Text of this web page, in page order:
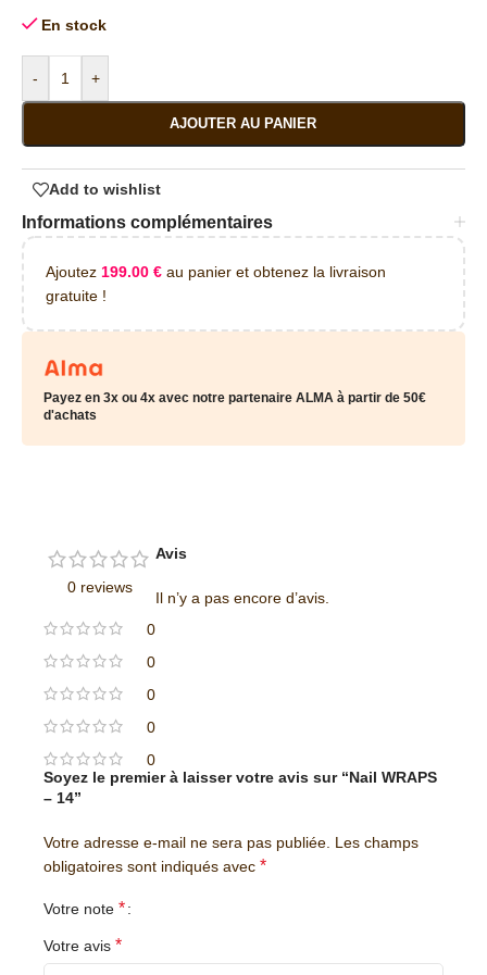
En stock
- +
AJOUTER AU PANIER
Add to wishlist
Informations complémentaires
Ajoutez 199.00 € au panier et obtenez la livraison
gratuite !
Payez en 3x ou 4x avec notre partenaire ALMA à partir de 50€
d'achats
0 reviews
0
0
0
0
0
Avis
Il n’y a pas encore d’avis.
Soyez le premier à laisser votre avis sur “Nail WRAPS
– 14”
Votre adresse e-mail ne sera pas publiée. Les champs
obligatoires sont indiqués avec *
Votre note *
Votre avis *